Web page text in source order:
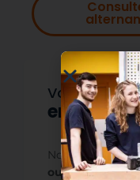
Vous voulez
en savoir
Nous
ouvertesdans